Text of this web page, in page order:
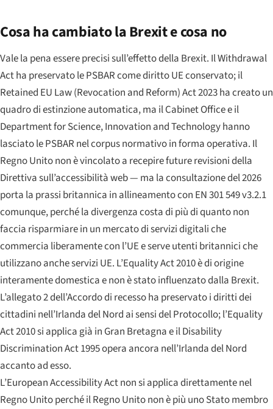
Cosa ha cambiato la Brexit e cosa no
Vale la pena essere precisi sull’effetto della Brexit. Il Withdrawal
Act ha preservato le PSBAR come diritto UE conservato; il
Retained EU Law (Revocation and Reform) Act 2023 ha creato un
quadro di estinzione automatica, ma il Cabinet Office e il
Department for Science, Innovation and Technology hanno
lasciato le PSBAR nel corpus normativo in forma operativa. Il
Regno Unito non è vincolato a recepire future revisioni della
Direttiva sull’accessibilità web — ma la consultazione del 2026
porta la prassi britannica in allineamento con EN 301 549 v3.2.1
comunque, perché la divergenza costa di più di quanto non
faccia risparmiare in un mercato di servizi digitali che
commercia liberamente con l’UE e serve utenti britannici che
utilizzano anche servizi UE. L’Equality Act 2010 è di origine
interamente domestica e non è stato influenzato dalla Brexit.
L’allegato 2 dell’Accordo di recesso ha preservato i diritti dei
cittadini nell’Irlanda del Nord ai sensi del Protocollo; l’Equality
Act 2010 si applica già in Gran Bretagna e il Disability
Discrimination Act 1995 opera ancora nell’Irlanda del Nord
accanto ad esso.
L’European Accessibility Act non si applica direttamente nel
Regno Unito perché il Regno Unito non è più uno Stato membro